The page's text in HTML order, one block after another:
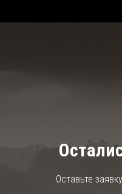
Оставьте